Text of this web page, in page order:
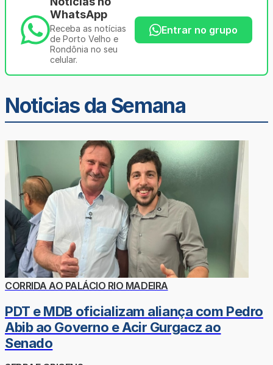
WhatsApp
Receba as notícias
de Porto Velho e
Rondônia no seu
celular.
Entrar no grupo
Noticias da Semana
CORRIDA AO PALÁCIO RIO MADEIRA
PDT e MDB oficializam aliança com Pedro
Abib ao Governo e Acir Gurgacz ao
Senado